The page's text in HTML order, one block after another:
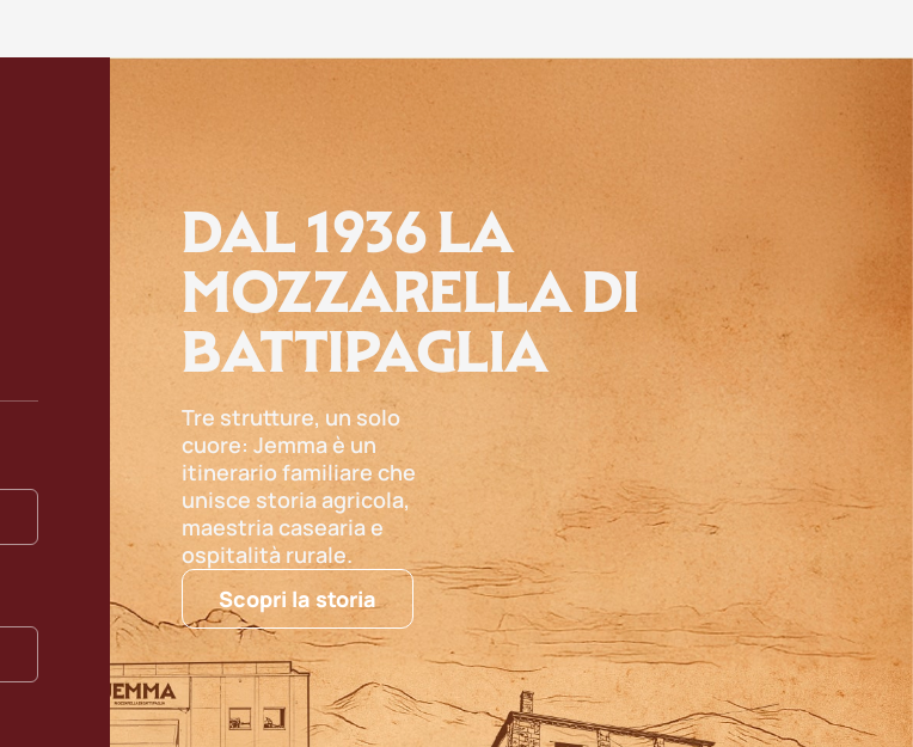
DAL 1936 LA
MOZZARELLA DI
BATTIPAGLIA
Scopri la storia
Tre strutture, un solo
cuore: Jemma è un
itinerario familiare che
unisce storia agricola,
maestria casearia e
ospitalità rurale.